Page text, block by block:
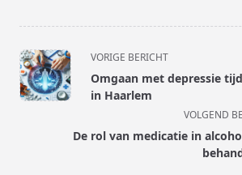
<span
class="nav-
subtitle
VORIGE BERICHT
Omgaan met depressie
in Haarlem
VOLGEND
De rol van medicatie in